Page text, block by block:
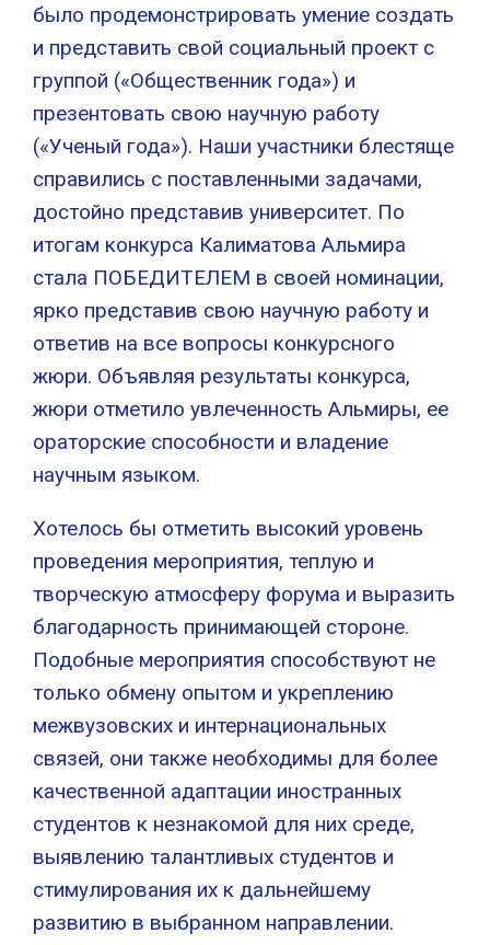
было продемонстрировать умение создать
и представить свой социальный проект с
группой («Общественник года») и
презентовать свою научную работу
(«Ученый года»). Наши участники блестяще
справились с поставленными задачами,
достойно представив университет. По
итогам конкурса Калиматова Альмира
стала ПОБЕДИТЕЛЕМ в своей номинации,
ярко представив свою научную работу и
ответив на все вопросы конкурсного
жюри. Объявляя результаты конкурса,
жюри отметило увлеченность Альмиры, ее
ораторские способности и владение
научным языком.
Хотелось бы отметить высокий уровень
проведения мероприятия, теплую и
творческую атмосферу форума и выразить
благодарность принимающей стороне.
Подобные мероприятия способствуют не
только обмену опытом и укреплению
межвузовских и интернациональных
связей, они также необходимы для более
качественной адаптации иностранных
студентов к незнакомой для них среде,
выявлению талантливых студентов и
стимулирования их к дальнейшему
развитию в выбранном направлении.